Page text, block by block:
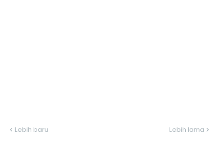
Lebih baru Lebih lama